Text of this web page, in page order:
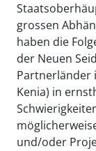
grossen
haben die
der Neuen
Partnerländer
Kenia) in
und/oder